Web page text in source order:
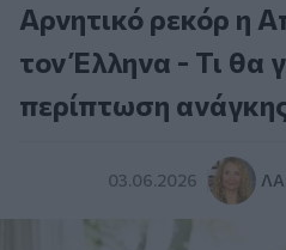
Αρνητικό ρεκόρ η
τον Έλληνα - Τι θα
περίπτωση
03.06.2026